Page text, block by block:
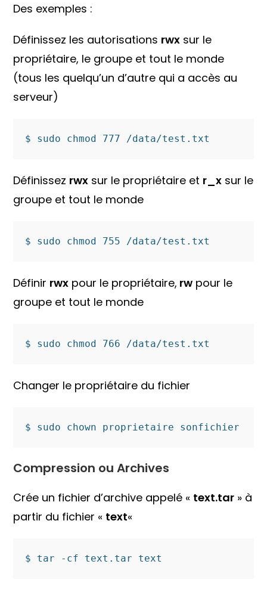
Des exemples :
Définissez les autorisations rwx sur le
propriétaire, le groupe et tout le monde
(tous les quelqu’un d’autre qui a accès au
serveur)
$ sudo chmod 777 /data/test.txt
Définissez rwx sur le propriétaire et r_x sur le
groupe et tout le monde
$ sudo chmod 755 /data/test.txt
Définir rwx pour le propriétaire, rw pour le
groupe et tout le monde
$ sudo chmod 766 /data/test.txt
Changer le propriétaire du fichier
$ sudo chown proprietaire sonfichier
Compression ou Archives
Crée un fichier d’archive appelé « text.tar » à
partir du fichier « text«
$ tar -cf text.tar text